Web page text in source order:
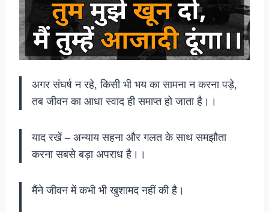
अगर संघर्ष न रहे, किसी भी भय का सामना न करना पड़े,
तब जीवन का आधा स्वाद ही समाप्त हो जाता है।।
याद रखें – अन्याय सहना और गलत के साथ समझौता
करना सबसे बड़ा अपराध है।।
मैंने जीवन में कभी भी खुशामद नहीं की है।